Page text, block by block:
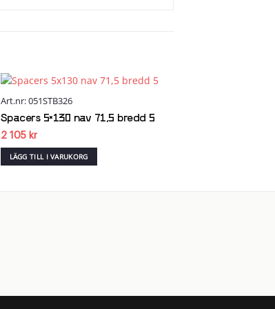
wishlist
Art.nr: 051STB326
Spacers 5×130 nav 71,5 bredd 5
2 105 kr
LÄGG TILL I VARUKORG